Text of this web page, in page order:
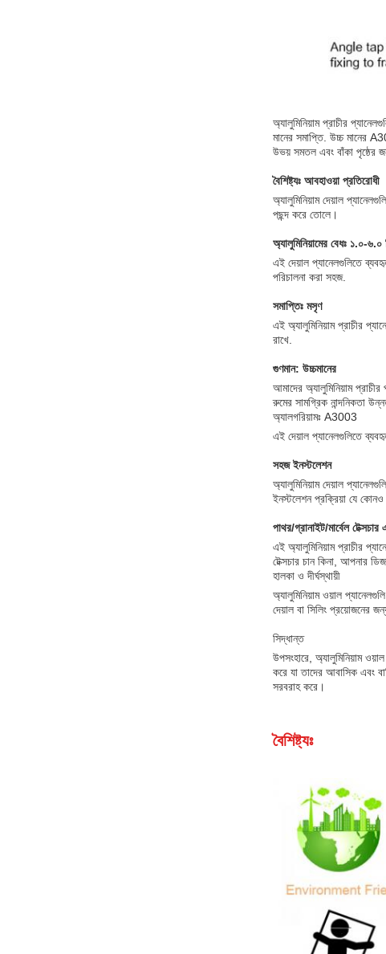
অ্যালুমিনিয়াম প্রাচীর
মানের সমাপ্তি. উচ্চ মানের
উভয় সমতল এবং বাঁকা পৃষ্ঠের
বৈশিষ্ট্যঃ আবহাওয়া প্রতিরোধী
অ্যালুমিনিয়াম দেয়াল
পছন্দ করে তোলে।
অ্যালুমিনিয়ামের বেধঃ ১.০-৬.০
এই দেয়াল প্যানেলগুলিতে
পরিচালনা করা সহজ.
সমাপ্তিঃ মসৃণ
এই অ্যালুমিনিয়াম প্রাচীর
রাখে.
গুণমান: উচ্চমানের
আমাদের অ্যালুমিনিয়াম
রুমের সামগ্রিক নান্দনিকতা
অ্যালগরিয়ামঃ A3003
এই দেয়াল প্যানেলগুলিতে
সহজ ইনস্টলেশন
অ্যালুমিনিয়াম দেয়াল
ইনস্টলেশন প্রক্রিয়া যে
পাথর/গ্রানাইট/মার্বেল টেক্সচার
এই অ্যালুমিনিয়াম প্রাচীর
টেক্সচার চান কিনা, আপনার
হালকা ও দীর্ঘস্থায়ী
অ্যালুমিনিয়াম ওয়াল
দেয়াল বা সিলিং প্রয়োজনের
সিদ্ধান্ত
উপসংহারে, অ্যালুমিনিয়াম
করে যা তাদের আবাসিক এবং
সরবরাহ করে।
বৈশিষ্ট্যঃ